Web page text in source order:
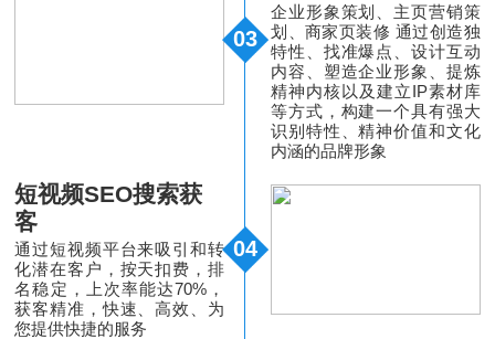
03
企业形象策划、主页营销策
划、商家页装修 通过创造独
特性、找准爆点、设计互动
内容、塑造企业形象、提炼
精神内核以及建立IP素材库
等方式，构建一个具有强大
识别特性、精神价值和文化
内涵的品牌形象
04
短视频SEO搜索获
客
通过短视频平台来吸引和转
化潜在客户，按天扣费，排
名稳定，上次率能达70%，
获客精准，快速、高效、为
您提供快捷的服务